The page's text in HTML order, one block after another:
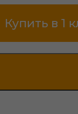
Купить в 1